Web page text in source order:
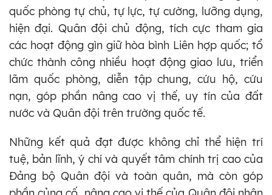
quốc phòng tự chủ, tự lực, tự cường, lưỡng dụng,
hiện đại. Quân đội chủ động, tích cực tham gia
các hoạt động gìn giữ hòa bình Liên hợp quốc; tổ
chức thành công nhiều hoạt động giao lưu, triển
lãm quốc phòng, diễn tập chung, cứu hộ, cứu
nạn, góp phần nâng cao vị thế, uy tín của đất
nước và Quân đội trên trường quốc tế.
Những kết quả đạt được không chỉ thể hiện trí
tuệ, bản lĩnh, ý chí và quyết tâm chính trị cao của
Đảng bộ Quân đội và toàn quân, mà còn góp